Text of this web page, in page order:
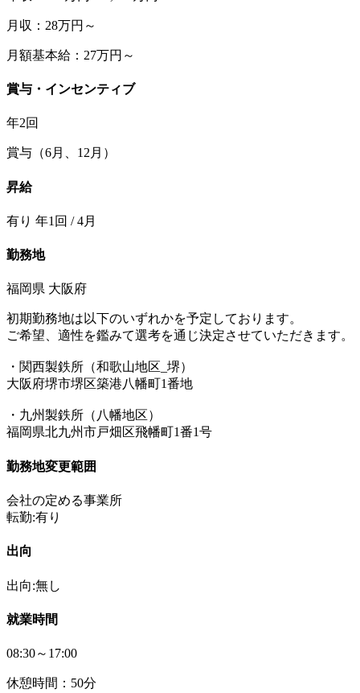
月収：28万円～
月額基本給：27万円～
賞与・インセンティブ
年2回
賞与（6月、12月）
昇給
有り 年1回 / 4月
勤務地
福岡県 大阪府
初期勤務地は以下のいずれかを予定しております。
ご希望、適性を鑑みて選考を通じ決定させていただきます。
・関西製鉄所（和歌山地区_堺）
大阪府堺市堺区築港八幡町1番地
・九州製鉄所（八幡地区）
福岡県北九州市戸畑区飛幡町1番1号
勤務地変更範囲
会社の定める事業所
転勤:有り
出向
出向:無し
就業時間
08:30～17:00
休憩時間：50分